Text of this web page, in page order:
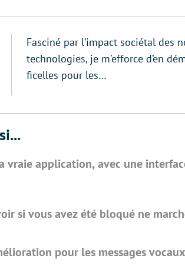
Fasciné par l’impact sociétal des
technologies, je m'efforce d’en
ficelles pour les…
vraie application, avec une
si vous avez été bloqué ne
pour les messages vocaux